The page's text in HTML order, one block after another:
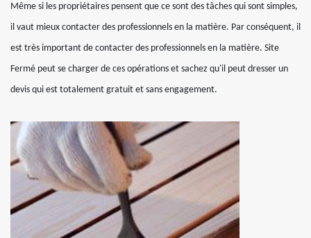
Même si les propriétaires pensent que ce sont des tâches qui sont simples,
il vaut mieux contacter des professionnels en la matière. Par conséquent, il
est très important de contacter des professionnels en la matière. Site
Fermé peut se charger de ces opérations et sachez qu'il peut dresser un
devis qui est totalement gratuit et sans engagement.